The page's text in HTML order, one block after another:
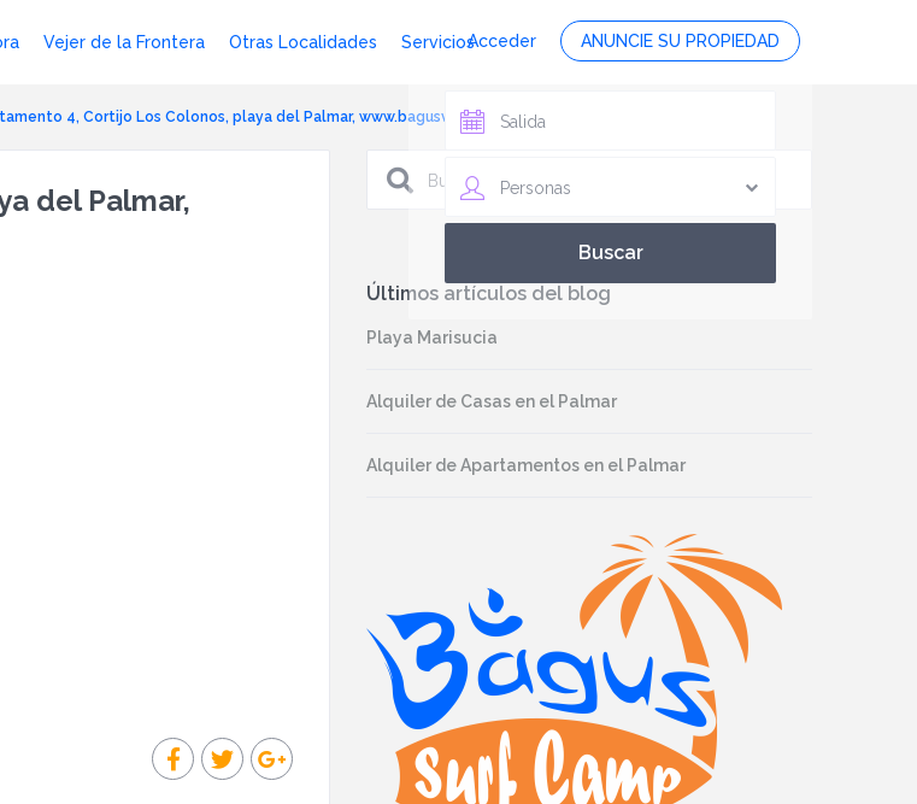
Acceder ANUNCIE SU PROPIEDAD
Vejer de la Frontera Otras Localidades Servicios
Personas
4, Cortijo Los Colonos, playa del Palmar, www.bagusvacaciones.es, foto 2
del Palmar,
Últimos artículos del blog
Playa Marisucia
Alquiler de Casas en el Palmar
Alquiler de Apartamentos en el Palmar